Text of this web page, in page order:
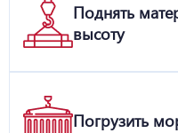
Поднять
высоту
Погрузить